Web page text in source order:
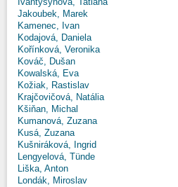
Jakoubek, Marek
Kamenec, Ivan
Kodajová, Daniela
Kořínková, Veronika
Kováč, Dušan
Kowalská, Eva
Kožiak, Rastislav
Krajčovičová, Natália
Kšiňan, Michal
Kumanová, Zuzana
Kusá, Zuzana
Kušniráková, Ingrid
Lengyelová, Tünde
Liška, Anton
Londák, Miroslav